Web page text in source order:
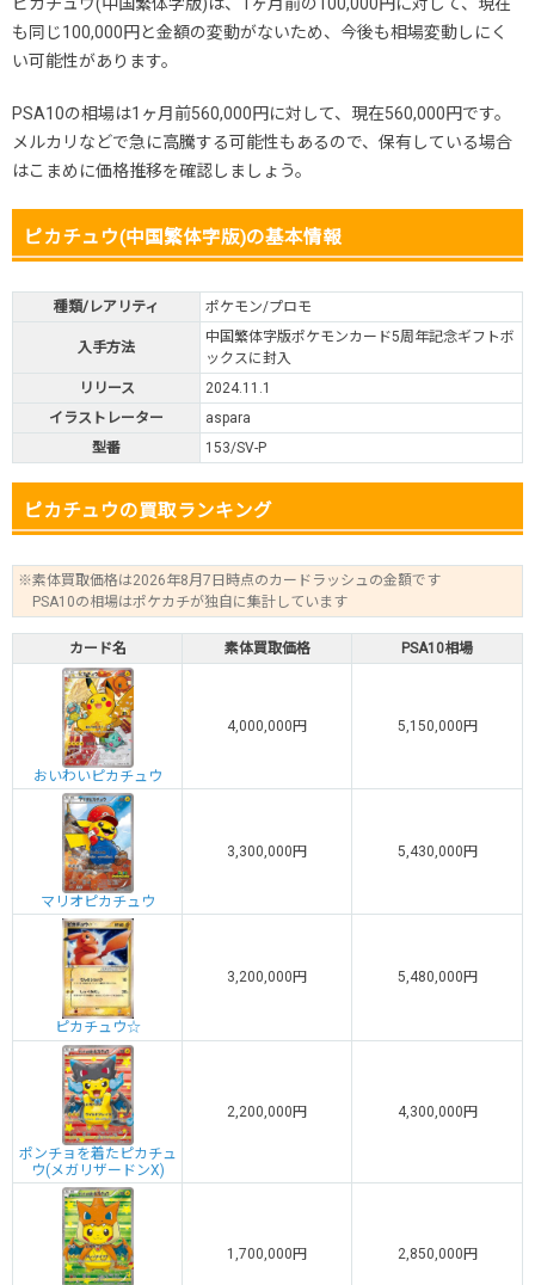
も同じ100,000円と金額の変動がないため、今後も相場変動しにく
い可能性があります。
PSA10の相場は1ヶ月前560,000円に対して、現在560,000円です。
メルカリなどで急に高騰する可能性もあるので、保有している場合
はこまめに価格推移を確認しましょう。
ピカチュウ(中国繁体字版)の基本情報
種類/レアリティ ポケモン/プロモ
入手方法
中国繁体字版ポケモンカード5周年記念ギフトボ
ックスに封入
リリース
2024.11.1
イラストレーター
aspara
型番
153/SV-P
ピカチュウの買取ランキング
※素体買取価格は2026年8月7日時点のカードラッシュの金額です
PSA10の相場はポケカチが独自に集計しています
カード名 素体買取価格 PSA10相場
おいわいピカチュウ
4,000,000円 5,150,000円
マリオピカチュウ
3,300,000円 5,430,000円
ピカチュウ☆
3,200,000円 5,480,000円
ポンチョを着たピカチュ
ウ(メガリザードンX)
2,200,000円 4,300,000円
1,700,000円 2,850,000円